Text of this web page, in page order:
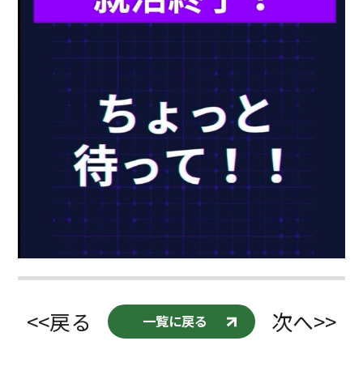
<<戻る 一覧に戻る 次へ>>